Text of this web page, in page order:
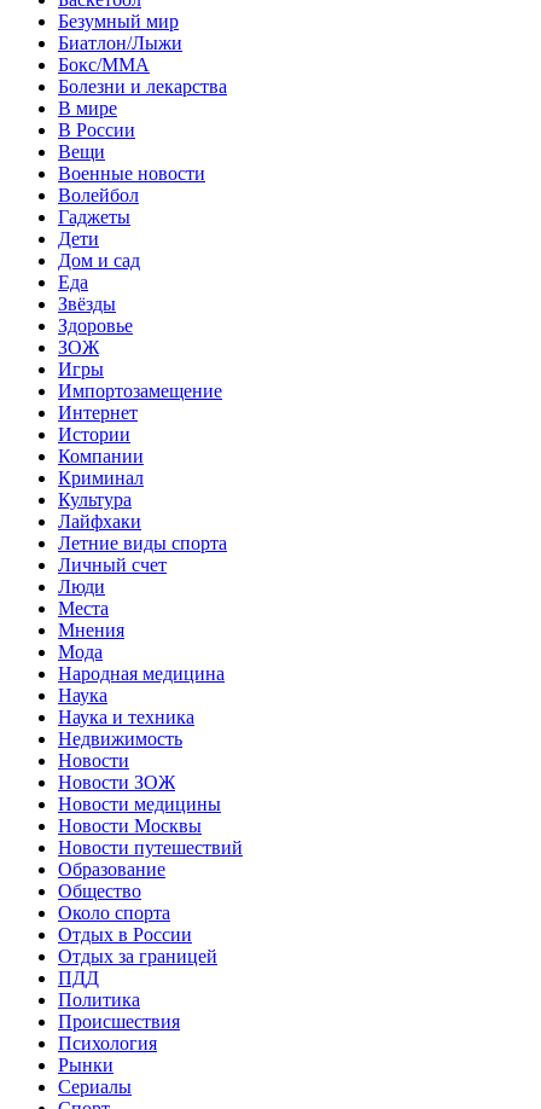
Безумный мир
Биатлон/Лыжи
Бокс/MMA
Болезни и лекарства
В мире
В России
Вещи
Военные новости
Волейбол
Гаджеты
Дети
Дом и сад
Еда
Звёзды
Здоровье
ЗОЖ
Игры
Импортозамещение
Интернет
Истории
Компании
Криминал
Культура
Лайфхаки
Летние виды спорта
Личный счет
Люди
Места
Мнения
Мода
Народная медицина
Наука
Наука и техника
Недвижимость
Новости
Новости ЗОЖ
Новости медицины
Новости Москвы
Новости путешествий
Образование
Общество
Около спорта
Отдых в России
Отдых за границей
ПДД
Политика
Происшествия
Психология
Рынки
Сериалы